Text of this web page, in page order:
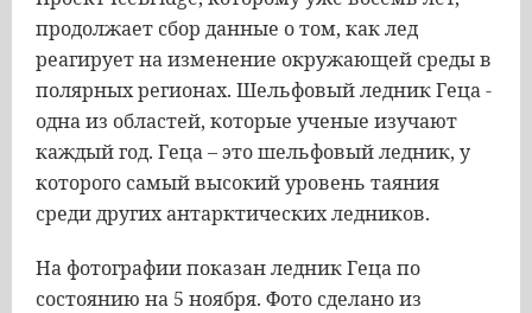
продолжает сбор данные о том, как лед
реагирует на изменение окружающей среды в
полярных регионах. Шельфовый ледник Геца -
одна из областей, которые ученые изучают
каждый год. Геца – это шельфовый ледник, у
которого самый высокий уровень таяния
среди других антарктических ледников.
На фотографии показан ледник Геца по
состоянию на 5 ноября. Фото сделано из